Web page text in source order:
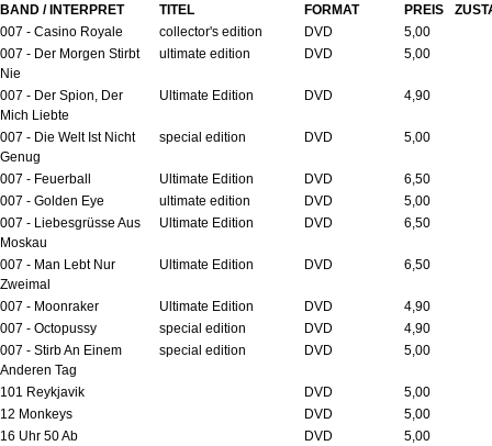
BAND / INTERPRET TITEL FORMAT PREIS
007 - Casino Royale
collector's edition DVD
5,00
007 - Der Morgen Stirbt
Nie
ultimate edition DVD 5,00
007 - Der Spion, Der
Mich Liebte
Ultimate Edition DVD 4,90
007 - Die Welt Ist Nicht
Genug
special edition DVD 5,00
007 - Feuerball Ultimate Edition DVD
6,50
007 - Golden Eye
ultimate edition DVD
5,00
007 - Liebesgrüsse Aus
Moskau
Ultimate Edition DVD 6,50
007 - Man Lebt Nur
Zweimal
Ultimate Edition DVD 6,50
007 - Moonraker Ultimate Edition DVD
4,90
007 - Octopussy
special edition DVD
4,90
007 - Stirb An Einem
Anderen Tag
special edition DVD 5,00
101 Reykjavik DVD
5,00
12 Monkeys
DVD
5,00
16 Uhr 50 Ab
DVD 5,00